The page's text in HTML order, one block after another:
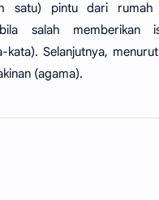
satu) pintu dari rumah
salah memberikan
kata). Selanjutnya,
(agama).